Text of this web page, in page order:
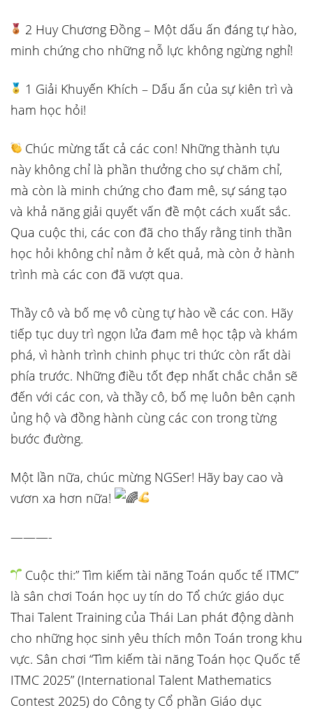
2 Huy Chương Đồng – Một dấu ấn đáng tự hào,
minh chứng cho những nỗ lực không ngừng nghỉ!
1 Giải Khuyến Khích – Dấu ấn của sự kiên trì và
ham học hỏi!
Chúc mừng tất cả các con! Những thành tựu
này không chỉ là phần thưởng cho sự chăm chỉ,
mà còn là minh chứng cho đam mê, sự sáng tạo
và khả năng giải quyết vấn đề một cách xuất sắc.
Qua cuộc thi, các con đã cho thấy rằng tinh thần
học hỏi không chỉ nằm ở kết quả, mà còn ở hành
trình mà các con đã vượt qua.
Thầy cô và bố mẹ vô cùng tự hào về các con. Hãy
tiếp tục duy trì ngọn lửa đam mê học tập và khám
phá, vì hành trình chinh phục tri thức còn rất dài
phía trước. Những điều tốt đẹp nhất chắc chắn sẽ
đến với các con, và thầy cô, bố mẹ luôn bên cạnh
ủng hộ và đồng hành cùng các con trong từng
bước đường.
Một lần nữa, chúc mừng NGSer! Hãy bay cao và
vươn xa hơn nữa!
———-
Cuộc thi:” Tìm kiếm tài năng Toán quốc tế ITMC”
là sân chơi Toán học uy tín do Tổ chức giáo dục
Thai Talent Training của Thái Lan phát động dành
cho những học sinh yêu thích môn Toán trong khu
vực. Sân chơi “Tìm kiếm tài năng Toán học Quốc tế
ITMC 2025” (International Talent Mathematics
Contest 2025) do Công ty Cổ phần Giáo dục